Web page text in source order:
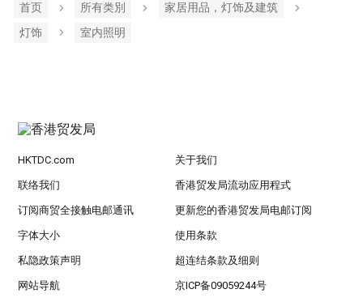
首页 所有类別
家居用品，灯饰及建筑
灯饰
室内照明
HKTDC.com 关于我们
联络我们 香港贸发局流动应用程式
订阅商贸全接触电邮通讯 更新您的香港贸发局电邮订阅
字体大小 使用条款
私隐政策声明 超连结条款及细则
网站导航 京ICP备09059244号